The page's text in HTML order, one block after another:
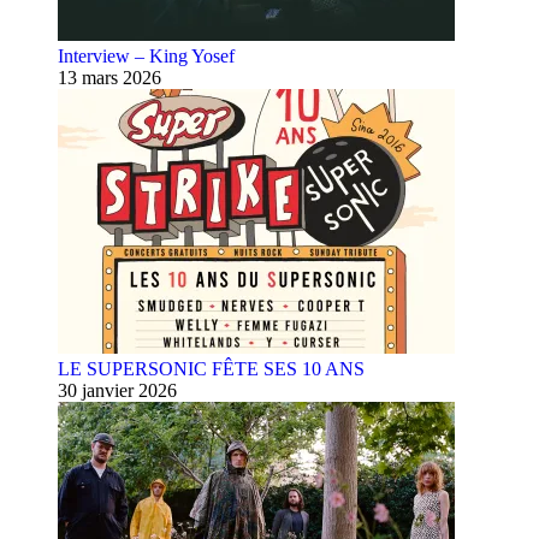
Interview – King Yosef
13 mars 2026
LE SUPERSONIC FÊTE SES 10 ANS
30 janvier 2026